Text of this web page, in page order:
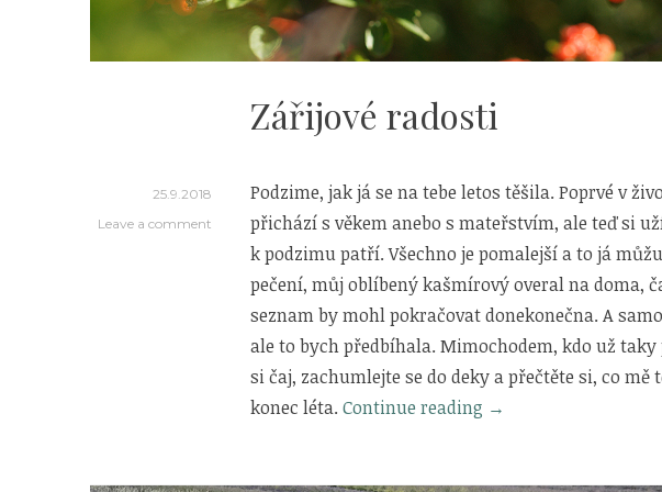
Zářijové radosti
25.9.2018
Leave a comment
Podzime, jak já se na tebe letos těšila. Poprvé v
přichází s věkem anebo s mateřstvím, ale teď si
k podzimu patří. Všechno je pomalejší a to já
pečení, můj oblíbený kašmírový overal na doma,
seznam by mohl pokračovat donekonečna. A
ale to bych předbíhala. Mimochodem, kdo už
si čaj, zachumlejte se do deky a přečtěte si, co
konec léta. Continue reading „Zářijové
→